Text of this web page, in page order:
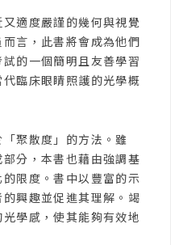
適度嚴謹的幾何與視覺
言，此書將會成為他們
的一個簡明且友善學習
臨床眼睛照護的光學概
聚散度」的方法。雖
分，本書也藉由強調基
限度。書中以豐富的示
興趣並促進其理解。竭
學感，使其能夠有效地